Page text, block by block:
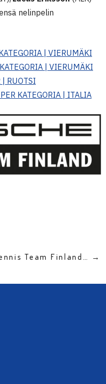
nelinpelin
| VIERUMÄKI
| VIERUMÄKI
RUOTSI
KATEGORIA | ITALIA
Team Finland… →